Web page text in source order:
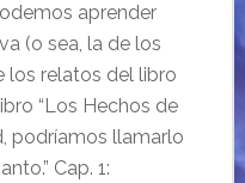
aprender
(o sea, la de los
los relatos del libro
“Los Hechos de
podríamos llamarlo
Cap. 1: